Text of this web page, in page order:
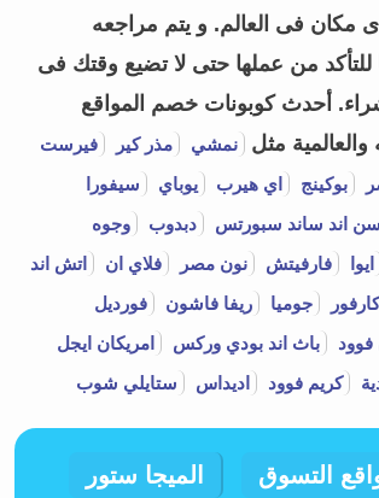
مكان فى العالم. و يتم مراجعه
للتأكد من عملها حتى لا تضيع وقتك فى
أحدث كوبونات خصم المواقع
والعالمية مثل
نمشي مذر كير
فيرست
بوكينج اي هيرب يوباي
سيفورا
سن اند ساند سبورتس دبدوب
وجوه
ايوا فارفيتش نون مصر فلاي ان
اتش اند
جوميا ريفا فاشون
فورديل
فوود باث اند بودي وركس
امريكان ايجل
كريم فوود اديداس ستايلي شوب
التسوق الميجا ستور